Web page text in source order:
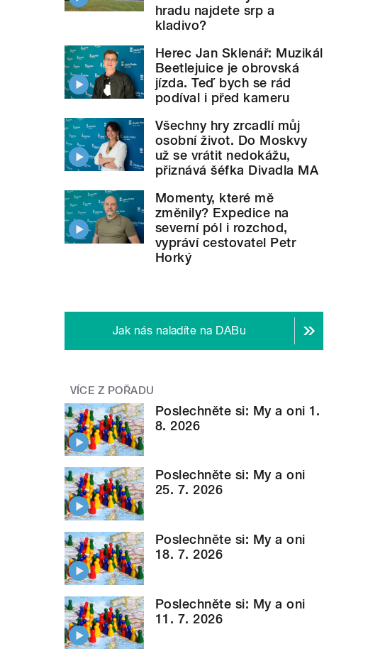
hradu najdete srp a
kladivo?
Herec Jan Sklenář: Muzikál
Beetlejuice je obrovská
jízda. Teď bych se rád
podíval i před kameru
Všechny hry zrcadlí můj
osobní život. Do Moskvy
už se vrátit nedokážu,
přiznává šéfka Divadla MA
Momenty, které mě
změnily? Expedice na
severní pól i rozchod,
vypráví cestovatel Petr
Horký
Jak nás naladíte na DABu
VÍCE Z POŘADU
Poslechněte si: My a oni 1.
8. 2026
Poslechněte si: My a oni
25. 7. 2026
Poslechněte si: My a oni
18. 7. 2026
Poslechněte si: My a oni
11. 7. 2026